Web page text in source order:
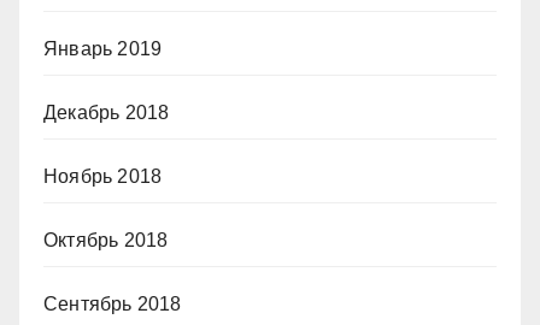
Январь 2019
Декабрь 2018
Ноябрь 2018
Октябрь 2018
Сентябрь 2018